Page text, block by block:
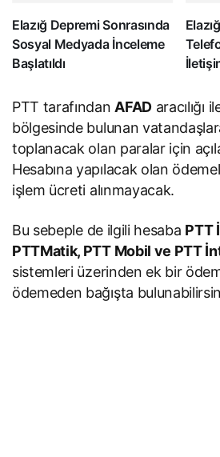
Elazığ Depremi Sonrasında
Sosyal Medyada İnceleme
Başlatıldı
PTT tarafındanAFADaracılığı
bölgesinde bulunan
toplanacak olan paralar için
Hesabına yapılacak olan
işlem ücreti alınmayacak.
Bu sebeple de ilgili hesaba PTT
PTTMatik, PTT Mobil ve PTT
sistemleri üzerinden ek bir
ödemeden bağışta